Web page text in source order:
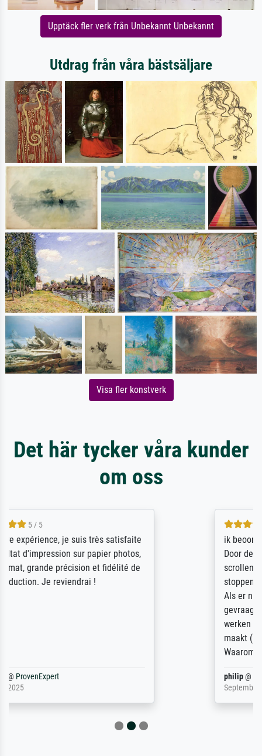
Upptäck fler verk från Unbekannt Unbekannt
Utdrag från våra bästsäljare
Visa fler konstverk
Det här tycker våra kunder
om oss
ik beoordeel Meisterdrucke zeer positief.
Door de 69505 beschikbare kunstenaars
scrollen is echter onbegonnen werk (na
stoppen begint het weer van voor af aan).
philip